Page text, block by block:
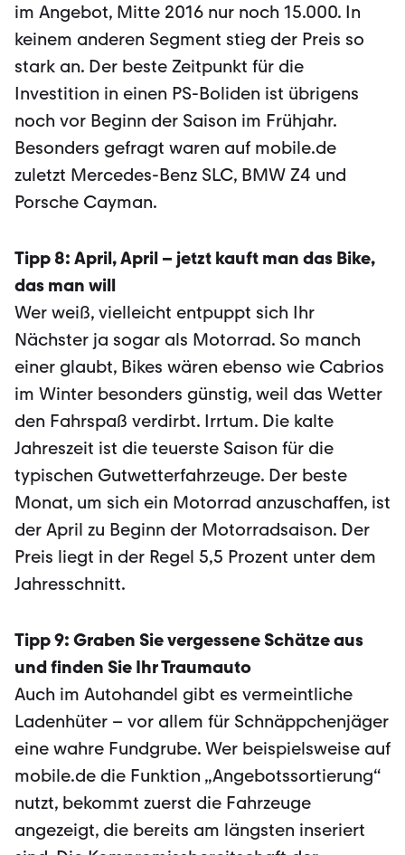
im Angebot, Mitte 2016 nur noch 15.000. In
keinem anderen Segment stieg der Preis so
stark an. Der beste Zeitpunkt für die
Investition in einen PS-Boliden ist übrigens
noch vor Beginn der Saison im Frühjahr.
Besonders gefragt waren auf mobile.de
zuletzt Mercedes-Benz SLC, BMW Z4 und
Porsche Cayman.
Tipp 8: April, April – jetzt kauft man das Bike,
das man will
Wer weiß, vielleicht entpuppt sich Ihr
Nächster ja sogar als Motorrad. So manch
einer glaubt, Bikes wären ebenso wie Cabrios
im Winter besonders günstig, weil das Wetter
den Fahrspaß verdirbt. Irrtum. Die kalte
Jahreszeit ist die teuerste Saison für die
typischen Gutwetterfahrzeuge. Der beste
Monat, um sich ein Motorrad anzuschaffen, ist
der April zu Beginn der Motorradsaison. Der
Preis liegt in der Regel 5,5 Prozent unter dem
Jahresschnitt.
Tipp 9: Graben Sie vergessene Schätze aus
und finden Sie Ihr Traumauto
Auch im Autohandel gibt es vermeintliche
Ladenhüter – vor allem für Schnäppchenjäger
eine wahre Fundgrube. Wer beispielsweise auf
mobile.de die Funktion „Angebotssortierung“
nutzt, bekommt zuerst die Fahrzeuge
angezeigt, die bereits am längsten inseriert